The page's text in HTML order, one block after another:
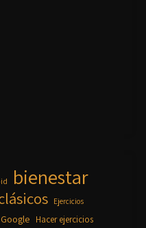
bienestar
Ejercicios
Google Hacer ejercicios